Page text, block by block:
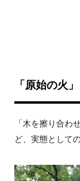
「原始の火
「木を擦り合わ
ど、実態として